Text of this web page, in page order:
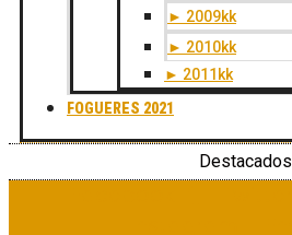
► 2009kk
► 2010kk
► 2011kk
FOGUERES 2021
Destacados